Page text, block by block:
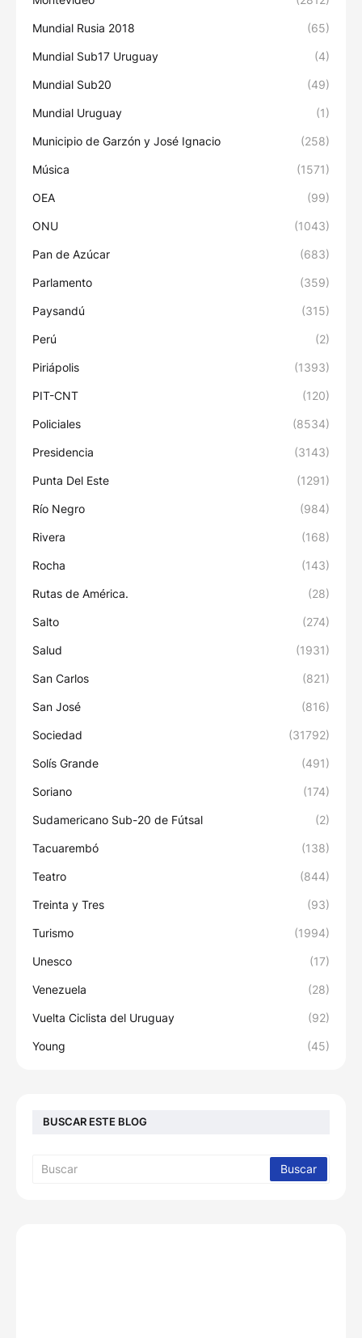
Mundial Rusia 2018 (65)
Mundial Sub17 Uruguay (4)
Mundial Sub20 (49)
Mundial Uruguay (1)
Municipio de Garzón y José Ignacio (258)
Música (1571)
OEA (99)
ONU (1043)
Pan de Azúcar (683)
Parlamento (359)
Paysandú (315)
Perú (2)
Piriápolis (1393)
PIT-CNT (120)
Policiales (8534)
Presidencia (3143)
Punta Del Este (1291)
Río Negro (984)
Rivera (168)
Rocha (143)
Rutas de América. (28)
Salto (274)
Salud (1931)
San Carlos (821)
San José (816)
Sociedad (31792)
Solís Grande (491)
Soriano (174)
Sudamericano Sub-20 de Fútsal (2)
Tacuarembó (138)
Teatro (844)
Treinta y Tres (93)
Turismo (1994)
Unesco (17)
Venezuela (28)
Vuelta Ciclista del Uruguay (92)
Young (45)
BUSCAR ESTE BLOG